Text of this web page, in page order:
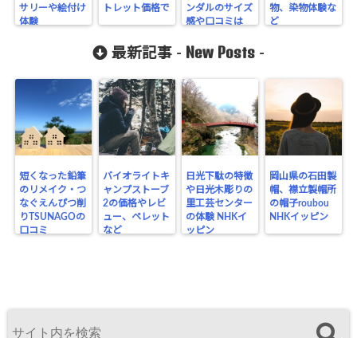
サリーや絵付け
体験
トレット価格で
ンダルのサイズ
感や口コミは
物、染物体験な
ど
最新記事 - New Posts -
短くなった鉛筆
のリメイク・つ
なぐえんぴつ削
りTSUNAGOの
口コミ
バイオライトキ
ャンプストーブ
2の価格やレビ
ュー、ペレット
など
日光下駄の特徴
や日光木彫りの
里工芸センター
の体験 NHKイ
ッピン
岡山県の石田製
帽、襟立製帽所
の帽子roubou
NHKイッピン